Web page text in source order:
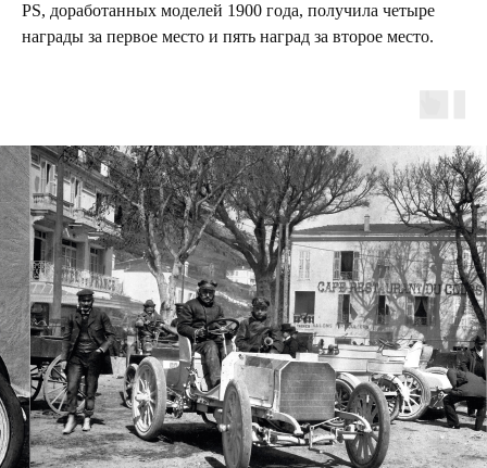
PS, доработанных моделей 1900 года, получила четыре
награды за первое место и пять наград за второе место.